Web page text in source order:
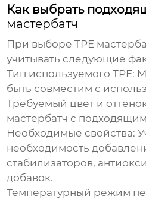
Как выбрать
мастербатч
При выбореTPE
учитывать следующие
Тип используемого TPE:
быть совместим с
Требуемый цвет и
мастербатч с
Необходимые свойства:
необходимость
стабилизаторов,
добавок.
Температурный режим